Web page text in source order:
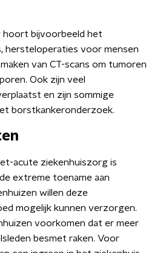
bijvoorbeeld het
hersteloperaties voor mensen
van CT-scans om tumoren
Ook zijn veel
en zijn sommige
borstkankeronderzoek.
acute ziekenhuiszorg is
extreme toename aan
willen deze
mogelijk kunnen verzorgen.
voorkomen dat er meer
besmet raken. Voor